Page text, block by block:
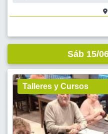
reunión podrán salir jugando e
medida que sigan p
Sáb 15/
Talleres y Cursos